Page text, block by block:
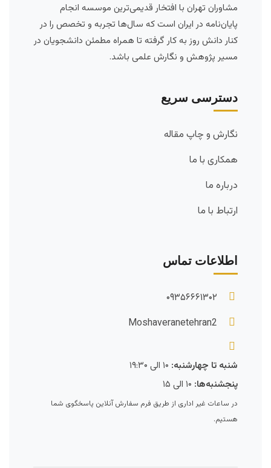
مشاوران تهران با افتخار قدیمی‌ترین موسسه انجام
پایان‌نامه در ایران است که سال‌ها تجربه و تخصص را در
کنار دانش روز به کار گرفته تا همراه مطمئن دانشجویان در
مسیر پژوهش و نگارش علمی باشد.
دسترسی سریع
نگارش و چاپ مقاله
همکاری با ما
درباره ما
ارتباط با ما
اطلاعات تماس
۰۹۳۵۶۶۶۱۳۰۲
Moshaveranetehran2
شنبه تا چهارشنبه:
پنجشنبه‌ها:
در ساعات غیر اداری از طریق فرم سفارش آنلاین پاسخگوی شما
هستیم.